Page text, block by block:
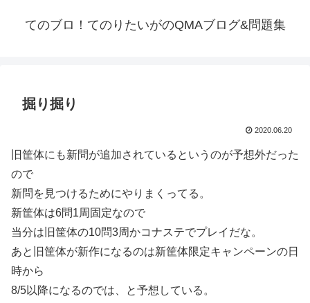
てのブロ！てのりたいがのQMAブログ&問題集
掘り掘り
2020.06.20
旧筐体にも新問が追加されているというのが予想外だった
ので
新問を見つけるためにやりまくってる。
新筐体は6問1周固定なので
当分は旧筐体の10問3周かコナステでプレイだな。
あと旧筐体が新作になるのは新筐体限定キャンペーンの日
時から
8/5以降になるのでは、と予想している。